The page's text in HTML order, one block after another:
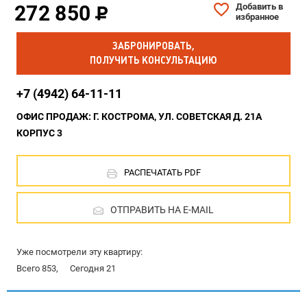
272 850
Добавить в
избранное
ЗАБРОНИРОВАТЬ,
ПОЛУЧИТЬ КОНСУЛЬТАЦИЮ
+7 (4942) 64-11-11
ОФИС ПРОДАЖ: Г. КОСТРОМА, УЛ. СОВЕТСКАЯ Д. 21А
КОРПУС 3
РАСПЕЧАТАТЬ PDF
ОТПРАВИТЬ НА E-MAIL
Уже посмотрели эту квартиру:
Всего 853,
Сегодня 21